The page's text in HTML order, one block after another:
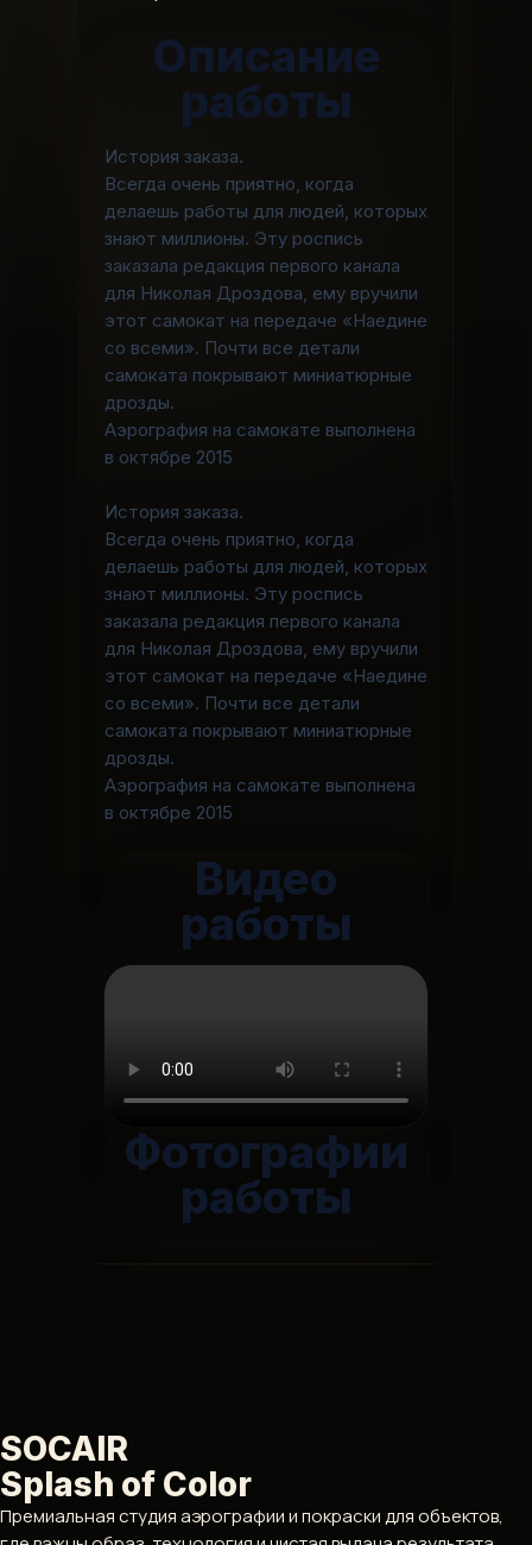
Описание
работы
История заказа.
Всегда очень приятно, когда
делаешь работы для людей, которых
знают миллионы. Эту роспись
заказала редакция первого канала
для Николая Дроздова, ему вручили
этот самокат на передаче «Наедине
со всеми». Почти все детали
самоката покрывают миниатюрные
дрозды.
Аэрография на самокате выполнена
в октябре 2015
История заказа.
Всегда очень приятно, когда
делаешь работы для людей, которых
знают миллионы. Эту роспись
заказала редакция первого канала
для Николая Дроздова, ему вручили
этот самокат на передаче «Наедине
со всеми». Почти все детали
самоката покрывают миниатюрные
дрозды.
Аэрография на самокате выполнена
в октябре 2015
Видео
работы
Фотографии
работы
SOCAIR
Splash of Color
Премиальная студия аэрографии и покраски для объектов,